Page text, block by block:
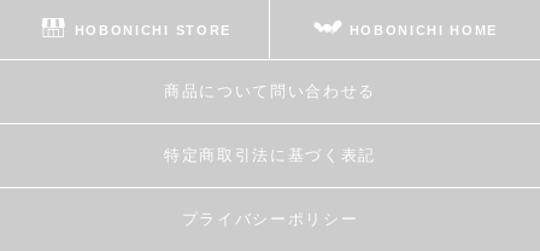
HOBONICHI STORE HOBONICHI HOME
商品について問い合わせる
特定商取引法に基づく表記
プライバシーポリシー